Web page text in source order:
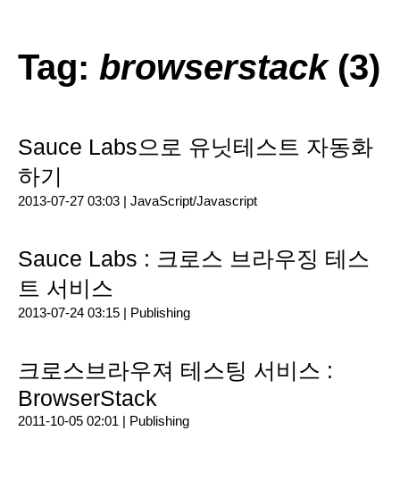
Tag: browserstack(3)
Sauce Labs으로 유닛테스트 자동화
하기
2013-07-27 03:03 | JavaScript/Javascript
Sauce Labs : 크로스 브라우징 테스
트 서비스
2013-07-24 03:15 | Publishing
크로스브라우져 테스팅 서비스 :
BrowserStack
2011-10-05 02:01 | Publishing